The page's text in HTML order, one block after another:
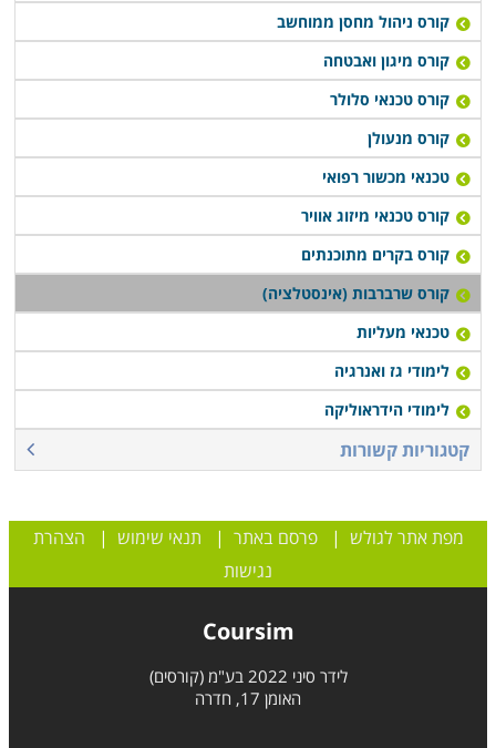
קורס ניהול מחסן ממוחשב
קורס מיגון ואבטחה
קורס טכנאי סלולר
קורס מנעולן
טכנאי מכשור רפואי
קורס טכנאי מיזוג אוויר
קורס בקרים מתוכנתים
קורס שרברבות (אינסטלציה)
טכנאי מעליות
לימודי גז ואנרגיה
לימודי הידראוליקה
קטגוריות קשורות
מפת אתר לגולש |פרסם באתר | תנאי שימוש | הצהרת
נגישות
Coursim
לידר סיני 2022 בע"מ (קורסים)
האומן 17, חדרה